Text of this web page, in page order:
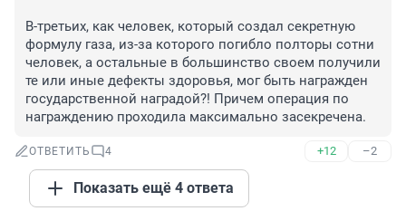
В-третьих, как человек, который создал секретную
формулу газа, из-за которого погибло полторы сотни
человек, а остальные в большинство своем получили
те или иные дефекты здоровья, мог быть награжден
государственной наградой?! Причем операция по
награждению проходила максимально засекречена.
ОТВЕТИТЬ 4 +12 –2
Показать ещё 4 ответа